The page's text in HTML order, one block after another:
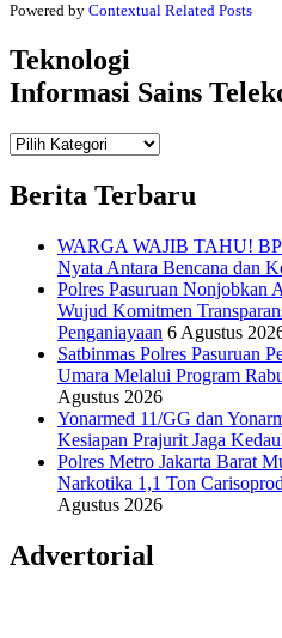
Powered by Contextual Related Posts
Teknologi
Informasi Sains
Teknologi
Berita Terbaru
WARGA WAJIB TAHU!
Nyata Antara Bencana dan
Polres Pasuruan Nonjobkan
Wujud Komitmen
Penganiayaan 6 Agustus
Satbinmas Polres Pasuruan
Umara Melalui Program
Agustus 2026
Yonarmed 11/GG dan
Kesiapan Prajurit Jaga
Polres Metro Jakarta Barat
Narkotika 1,1 Ton
Agustus 2026
Advertorial